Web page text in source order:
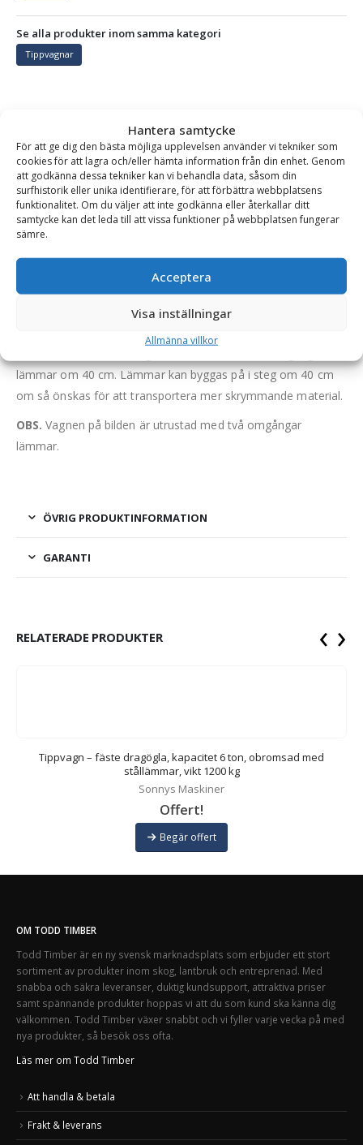
Hantera samtycke
För att ge dig den bästa möjliga upplevelsen använder vi tekniker som
cookies för att lagra och/eller hämta information från din enhet. Genom
att godkänna dessa tekniker kan vi behandla data, såsom din
surfhistorik eller unika identifierare, för att förbättra webbplatsens
funktionalitet. Om du väljer att inte godkänna eller återkallar ditt
samtycke kan det leda till att vissa funktioner på webbplatsen fungerar
sämre.
Acceptera
Visa inställningar
Allmänna villkor
Se alla produkter inom samma kategori
Tippvagnar
Tippvagn – fäste dragögla, kapacitet 5 ton, obromsad
med stållämmar, vikt 1100 kg
Svensktillverkad tippvagn för de flesta typer av transporter.
bakåttipp, skruvbar domkraft, belysning, LGF-skylt och
dragögla. OBS. Ögledrag är standard på vagnen men om man
lämmar om 40 cm. Lämmar kan byggas på i steg om 40 cm
om så önskas för att transportera mer skrymmande material.
OBS. Vagnen på bilden är utrustad med två omgångar
lämmar.
ÖVRIG PRODUKTINFORMATION
GARANTI
RELATERADE PRODUKTER
Tippvagn – fäste dragögla, kapacitet 6 ton, obromsad med
stållämmar, vikt 1200 kg
Sonnys Maskiner
Offert!
Begär offert
‹ ›
OM TODD TIMBER
Todd Timber är en ny svensk marknadsplats som erbjuder ett stort
sortiment av produkter inom skog, lantbruk och entreprenad. Med
snabba och säkra leveranser, duktig kundsupport, attraktiva priser
samt spännande produkter hoppas vi att du som kund ska känna dig
välkommen. Todd Timber växer snabbt och vi fyller varje vecka på med
nya produkter, så besök oss ofta.
Läs mer om Todd Timber
Att handla & betala
Frakt & leverans